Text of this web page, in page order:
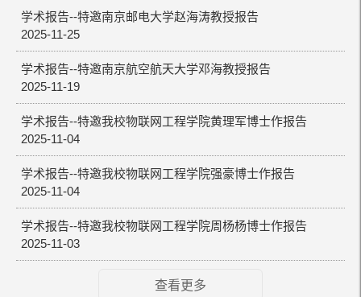
学术报告--特邀南京邮电大学赵海涛教授报告
2025-11-25
学术报告--特邀南京航空航天大学邓海教授报告
2025-11-19
学术报告--特邀我校物联网工程学院黄理军博士作报告
2025-11-04
学术报告--特邀我校物联网工程学院强豪博士作报告
2025-11-04
学术报告--特邀我校物联网工程学院周杨杨博士作报告
2025-11-03
查看更多